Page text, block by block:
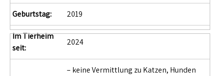
Geburtstag: 2019
Im Tierheim
seit:
2024
– keine Vermittlung zu Katzen, Hunden